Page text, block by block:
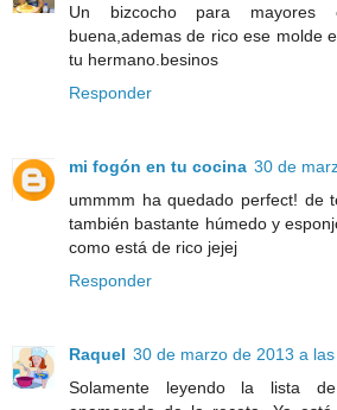
Un bizcocho para
buena,ademas de rico ese molde
tu hermano.besinos
Responder
mi fogón en tu cocina 30 de
ummmm ha quedado perfect! de
también bastante húmedo y
como está de rico jejej
Responder
Raquel 30 de marzo de 2013 a
Solamente leyendo la lista